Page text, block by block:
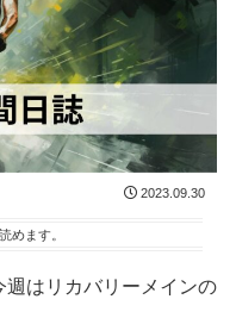
2023.09.30
めます。
はリカバリーメインの